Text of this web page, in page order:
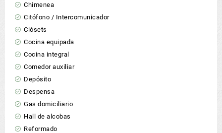
Chimenea
Citófono / Intercomunicador
Clósets
Cocina equipada
Cocina integral
Comedor auxiliar
Depósito
Despensa
Gas domiciliario
Hall de alcobas
Reformado